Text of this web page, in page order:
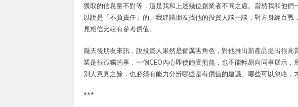
獲取的信息量不對等，這是我和上述幾位創業者不同之處。當然我和他
以說是「不負責任」的。我建議朋友找他的投資人談一談，對方身經百
見相信比較有參考價值。
幾天後朋友來訊，說投資人果然是個厲害角色，對他推出新產品提出很
業是很孤獨的事，一個CEO內心即使飽受煎熬，也不能輕易向同事展示，
別人意見之餘，也必須有能力分辨哪些是有價值的建議、哪些可以忽略，
***